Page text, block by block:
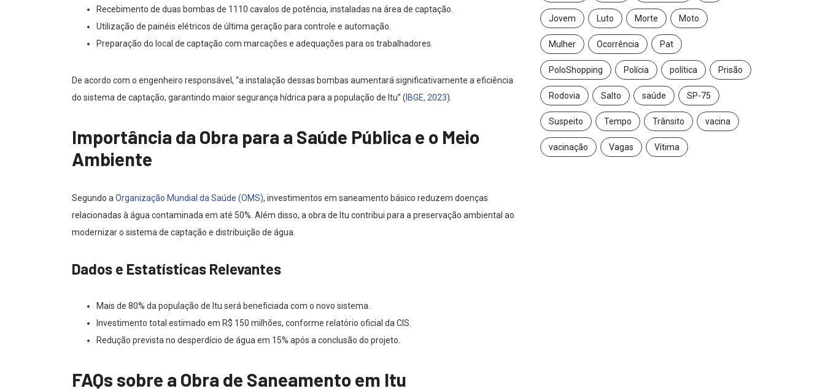
Recebimento de duas bombas de 1110 cavalos de potência, instaladas na área de captação.
Utilização de painéis elétricos de última geração para controle e automação.
Preparação do local de captação com marcações e adequações para os trabalhadores.
De acordo com o engenheiro responsável, “a instalação dessas bombas aumentará significativamente a eficiência
do sistema de captação, garantindo maior segurança hídrica para a população de Itu” ( IBGE, 2023).
Importância da Obra para a Saúde Pública e o Meio
Ambiente
Segundo a Organização Mundial da Saúde (OMS), investimentos em saneamento básico reduzem doenças
relacionadas à água contaminada em até 50%. Além disso, a obra de Itu contribui para a preservação ambiental ao
modernizar o sistema de captação e distribuição de água.
Dados e Estatísticas Relevantes
Mais de 80% da população de Itu será beneficiada com o novo sistema.
Investimento total estimado em R$ 150 milhões, conforme relatório oficial da CIS.
Redução prevista no desperdício de água em 15% após a conclusão do projeto.
FAQs sobre a Obra de Saneamento em Itu
Jovem Luto Morte Moto
Mulher Ocorrência Pat
PoloShopping Polícia política Prisão
Rodovia Salto saúde SP-75
Suspeito Tempo Trânsito vacina
vacinação Vagas Vítima